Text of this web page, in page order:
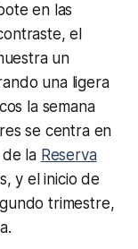
en las
el
un
una ligera
la semana
se centra en
de la Reserva
y el inicio de
trimestre,